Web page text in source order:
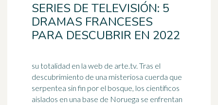
SERIES DE TELEVISIÓN: 5
DRAMAS FRANCESES
PARA DESCUBRIR EN 2022
su totalidad en la web de arte.tv. Tras el
descubrimiento de una misteriosa cuerda que
serpentea sin fin por el bosque, los científicos
aislados en una base de Noruega se enfrentan